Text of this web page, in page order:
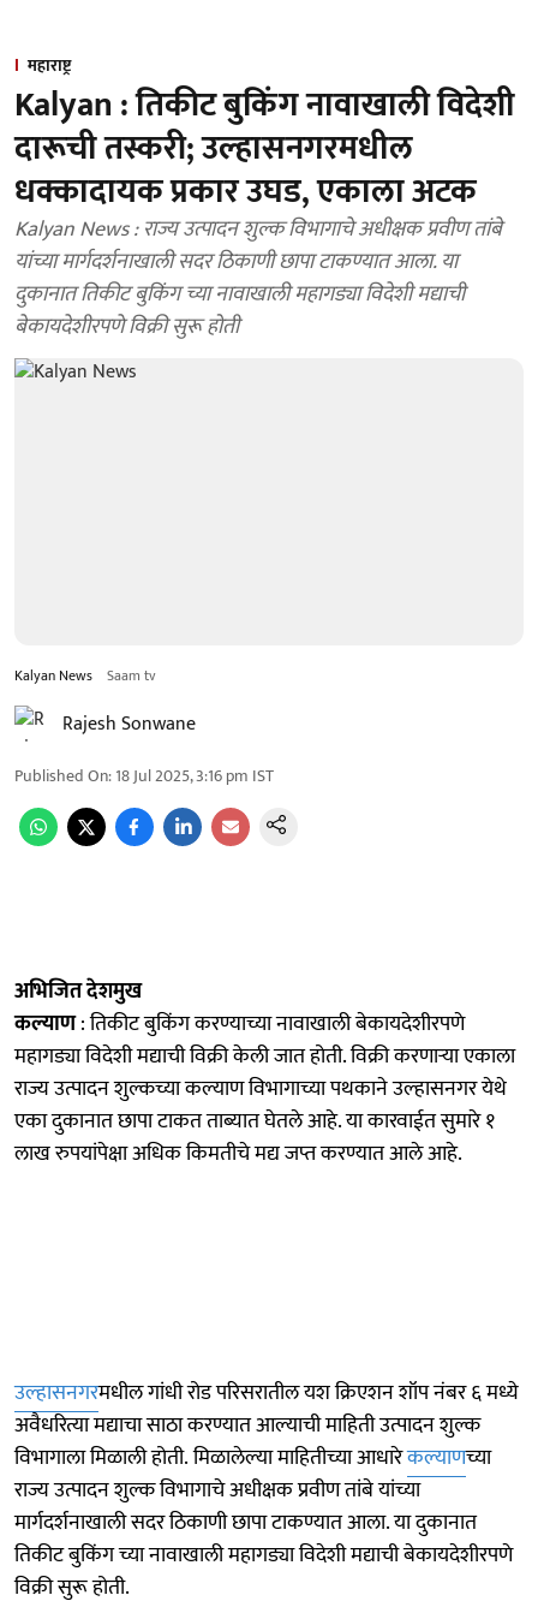
महाराष्ट्र
Kalyan : तिकीट बुकिंग नावाखाली विदेशी
दारूची तस्करी; उल्हासनगरमधील
धक्कादायक प्रकार उघड, एकाला अटक
Kalyan News : राज्य उत्पादन शुल्क विभागाचे अधीक्षक प्रवीण तांबे
यांच्या मार्गदर्शनाखाली सदर ठिकाणी छापा टाकण्यात आला. या
दुकानात तिकीट बुकिंग च्या नावाखाली महागड्या विदेशी मद्याची
बेकायदेशीरपणे विक्री सुरू होती
Kalyan News Saam tv
Rajesh Sonwane
Published On:18 Jul 2025, 3:16 pm IST
अभिजित देशमुख
कल्याण: तिकीट बुकिंग करण्याच्या नावाखाली बेकायदेशीरपणे
महागड्या विदेशी मद्याची विक्री केली जात होती. विक्री करणाऱ्या एकाला
राज्य उत्पादन शुल्कच्या कल्याण विभागाच्या पथकाने उल्हासनगर येथे
एका दुकानात छापा टाकत ताब्यात घेतले आहे. या कारवाईत सुमारे १
लाख रुपयांपेक्षा अधिक किमतीचे मद्य जप्त करण्यात आले आहे.
उल्हासनगरमधील गांधी रोड परिसरातील यश क्रिएशन शॉप नंबर ६ मध्ये
अवैधरित्या मद्याचा साठा करण्यात आल्याची माहिती उत्पादन शुल्क
विभागाला मिळाली होती. मिळालेल्या माहितीच्या आधारेकल्याणच्या
राज्य उत्पादन शुल्क विभागाचे अधीक्षक प्रवीण तांबे यांच्या
मार्गदर्शनाखाली सदर ठिकाणी छापा टाकण्यात आला. या दुकानात
तिकीट बुकिंग च्या नावाखाली महागड्या विदेशी मद्याची बेकायदेशीरपणे
विक्री सुरू होती.